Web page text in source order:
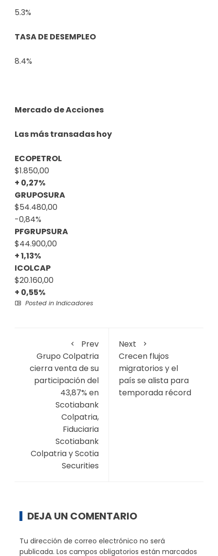
5.3%
TASA DE DESEMPLEO
8.4%
Mercado de Acciones
Las más transadas hoy
ECOPETROL
$1.850,00
+ 0,27%
GRUPOSURA
$54.480,00
-0,84%
PFGRUPSURA
$44.900,00
+ 1,13%
ICOLCAP
$20.160,00
+ 0,55%
Posted in Indicadores
Prev
Grupo Colpatria
cierra venta de su
participación del
43,87% en
Scotiabank
Colpatria,
Fiduciaria
Scotiabank
Colpatria y Scotia
Securities
Next
Crecen flujos
migratorios y el
país se alista para
temporada récord
DEJA UN COMENTARIO
Tu dirección de correo electrónico no será
publicada. Los campos obligatorios están marcados